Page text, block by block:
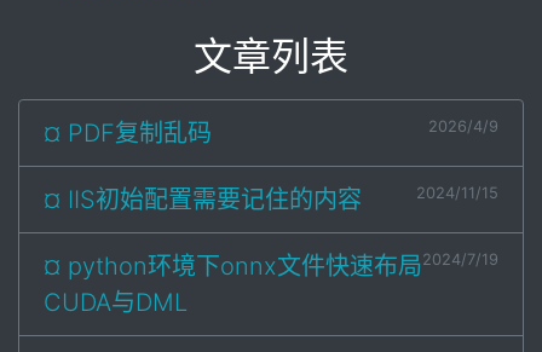
文章列表
¤ PDF复制乱码 2026/4/9
¤ IIS初始配置需要记住的内容 2024/11/15
¤ python环境下onnx文件快速布局
CUDA与DML
2024/7/19